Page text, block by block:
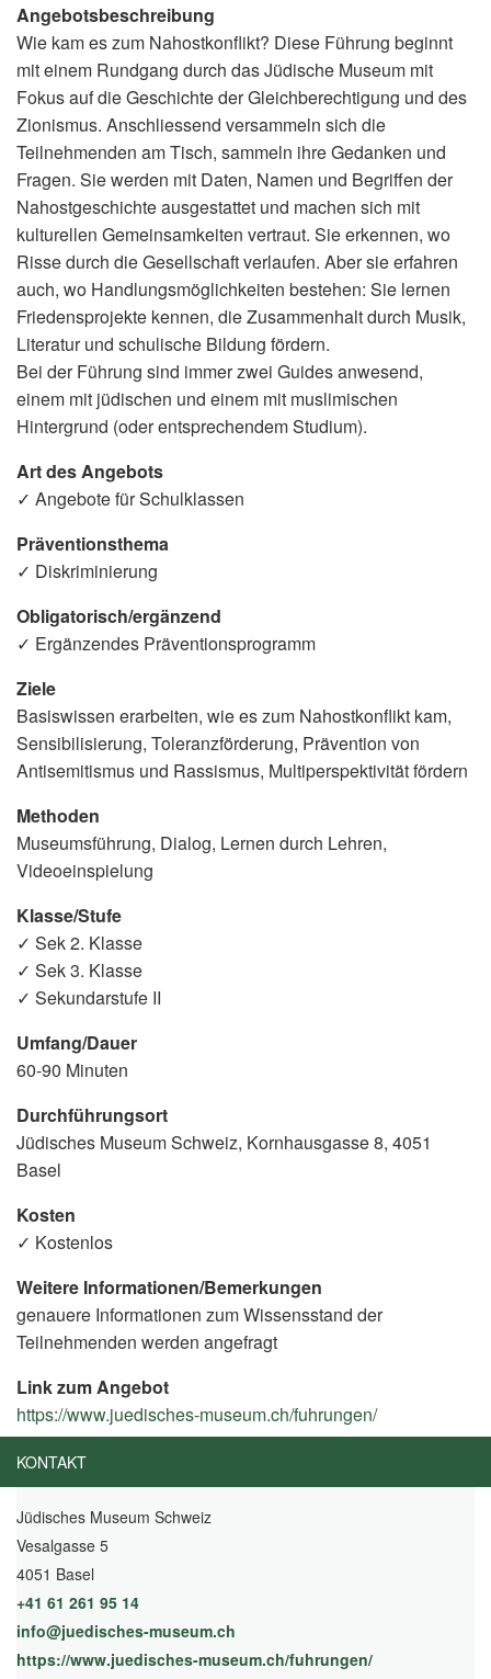
Angebotsbeschreibung
Wie kam es zum Nahostkonflikt? Diese Führung beginnt
mit einem Rundgang durch das Jüdische Museum mit
Fokus auf die Geschichte der Gleichberechtigung und des
Zionismus. Anschliessend versammeln sich die
Teilnehmenden am Tisch, sammeln ihre Gedanken und
Fragen. Sie werden mit Daten, Namen und Begriffen der
Nahostgeschichte ausgestattet und machen sich mit
kulturellen Gemeinsamkeiten vertraut. Sie erkennen, wo
Risse durch die Gesellschaft verlaufen. Aber sie erfahren
auch, wo Handlungsmöglichkeiten bestehen: Sie lernen
Friedensprojekte kennen, die Zusammenhalt durch Musik,
Literatur und schulische Bildung fördern.
Bei der Führung sind immer zwei Guides anwesend,
einem mit jüdischen und einem mit muslimischen
Hintergrund (oder entsprechendem Studium).
Art des Angebots
✓ Angebote für Schulklassen
Präventionsthema
✓ Diskriminierung
Obligatorisch/ergänzend
✓ Ergänzendes Präventionsprogramm
Ziele
Basiswissen erarbeiten, wie es zum Nahostkonflikt kam,
Sensibilisierung, Toleranzförderung, Prävention von
Antisemitismus und Rassismus, Multiperspektivität fördern
Methoden
Museumsführung, Dialog, Lernen durch Lehren,
Videoeinspielung
Klasse/Stufe
✓ Sek 2. Klasse
✓ Sek 3. Klasse
✓ Sekundarstufe II
Umfang/Dauer
60-90 Minuten
Durchführungsort
Jüdisches Museum Schweiz, Kornhausgasse 8, 4051
Basel
Kosten
✓ Kostenlos
Weitere Informationen/Bemerkungen
genauere Informationen zum Wissensstand der
Teilnehmenden werden angefragt
Link zum Angebot
https://www.juedisches-museum.ch/fuhrungen/
Link)
KONTAKT
Jüdisches Museum Schweiz
Vesalgasse 5
4051 Basel
+41 61 261 95 14
info@juedisches-museum.ch
https://www.juedisches-museum.ch/fuhrungen/